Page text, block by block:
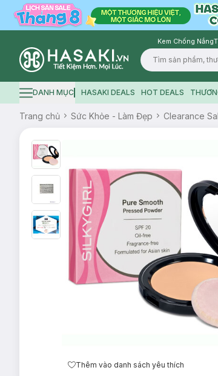
Kem Chống Nắng
Logo
Hamburger icon
DANH MỤC HASAKI DEALS HOT DEALS
Trang chủ Sức Khỏe - Làm Đẹp Clearance
Thêm vào danh sách yêu thích